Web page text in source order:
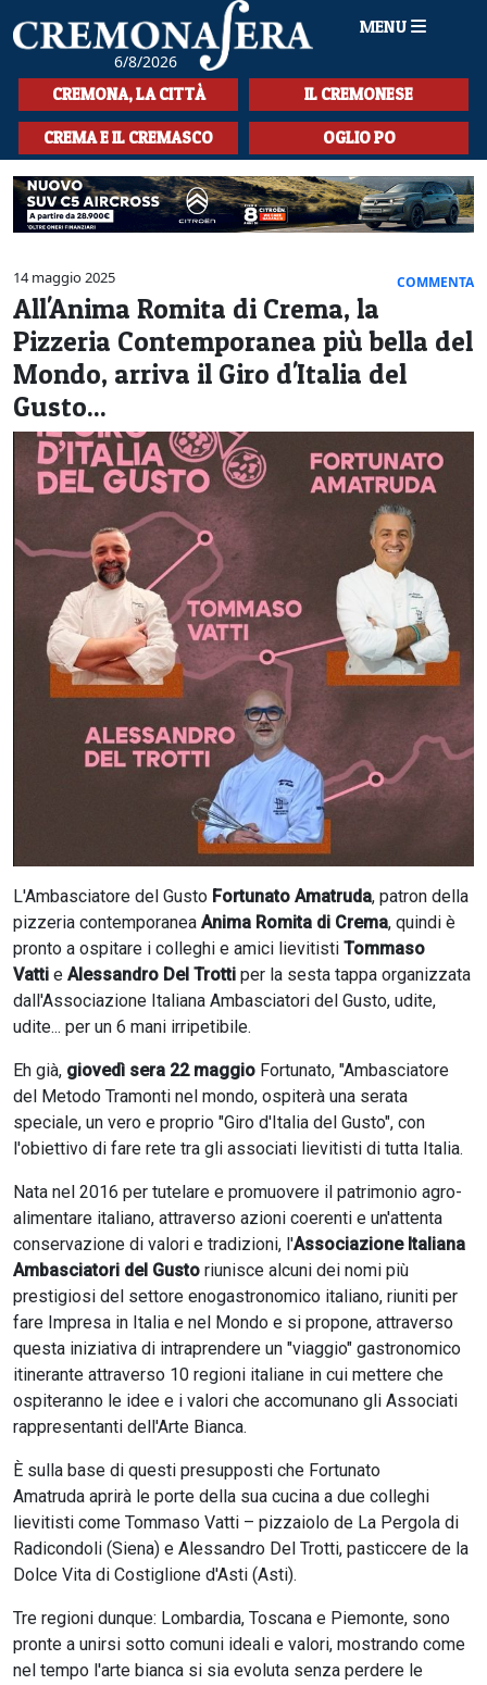
6/8/2026
MENU
HOME
CRONACA
SPORT
LA MUSICA
CULTURA
LA STORIA
SPETTACOLI
L'EDITORIALE
SEZIONI
CERCA
CREMONA, LA CITTÀ IL CREMONESE
CREMA E IL CREMASCO OGLIO PO
14 maggio 2025 COMMENTA
All'Anima Romita di Crema, la
Pizzeria Contemporanea più bella del
Mondo, arriva il Giro d'Italia del
Gusto...
L'Ambasciatore del Gusto Fortunato Amatruda, patron della
pizzeria contemporanea Anima Romita di Crema, quindi è
pronto a ospitare i colleghi e amici lievitisti Tommaso
Vatti e Alessandro Del Trotti per la sesta tappa organizzata
dall'Associazione Italiana Ambasciatori del Gusto, udite,
udite... per un 6 mani irripetibile.
Eh già, giovedì sera 22 maggio Fortunato, "Ambasciatore
del Metodo Tramonti nel mondo, ospiterà una serata
speciale, un vero e proprio "Giro d'Italia del Gusto", con
l'obiettivo di fare rete tra gli associati lievitisti di tutta Italia.
Nata nel 2016 per tutelare e promuovere il patrimonio agro-
alimentare italiano, attraverso azioni coerenti e un'attenta
conservazione di valori e tradizioni, l'Associazione Italiana
Ambasciatori del Gusto riunisce alcuni dei nomi più
prestigiosi del settore enogastronomico italiano, riuniti per
fare Impresa in Italia e nel Mondo e si propone, attraverso
questa iniziativa di intraprendere un "viaggio" gastronomico
itinerante attraverso 10 regioni italiane in cui mettere che
ospiteranno le idee e i valori che accomunano gli Associati
rappresentanti dell'Arte Bianca.
È sulla base di questi presupposti che Fortunato
Amatruda aprirà le porte della sua cucina a due colleghi
lievitisti come Tommaso Vatti – pizzaiolo de La Pergola di
Radicondoli (Siena) e Alessandro Del Trotti, pasticcere de la
Dolce Vita di Costiglione d'Asti (Asti).
Tre regioni dunque: Lombardia, Toscana e Piemonte, sono
pronte a unirsi sotto comuni ideali e valori, mostrando come
nel tempo l'arte bianca si sia evoluta senza perdere le